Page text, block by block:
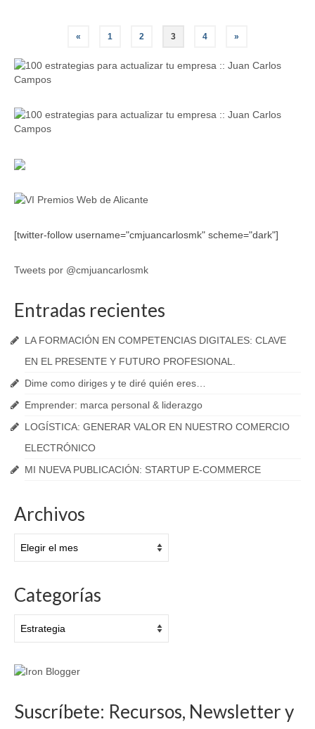
Paginación
de
entradas
« 1 2 3 4 »
[twitter-follow username="cmjuancarlosmk" scheme="dark"]
Tweets por @cmjuancarlosmk
Entradas recientes
LA FORMACIÓN EN COMPETENCIAS DIGITALES: CLAVE
EN EL PRESENTE Y FUTURO PROFESIONAL.
Dime como diriges y te diré quién eres…
Emprender: marca personal & liderazgo
LOGÍSTICA: GENERAR VALOR EN NUESTRO COMERCIO
ELECTRÓNICO
MI NUEVA PUBLICACIÓN: STARTUP E-COMMERCE
Archivos
Categorías
Suscríbete: Recursos, Newsletter y